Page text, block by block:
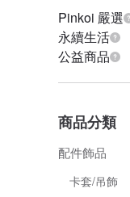
Pinkoi 嚴選
永續生活
公益商品
商品分類
配件飾品
卡套/吊飾